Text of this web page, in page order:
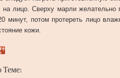
лицо. Сверху марли
минут, потом протереть лицо
кожи.